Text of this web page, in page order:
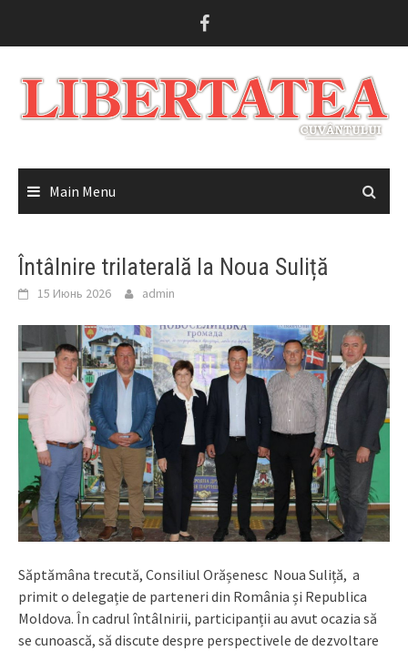
Main Menu
Întâlnire trilaterală la Noua Suliță
15 Июнь 2026 admin
Săptămâna trecută, Consiliul Orășenesc Noua Suliță, a
primit o delegație de parteneri din România și Republica
Moldova. În cadrul întâlnirii, participanții au avut ocazia să
se cunoască, să discute despre perspectivele de dezvoltare